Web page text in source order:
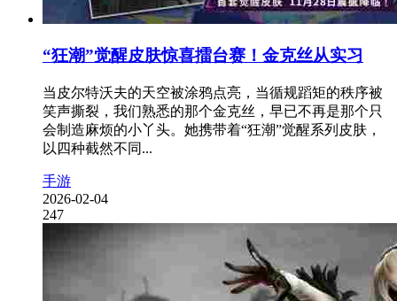
“狂潮”觉醒皮肤惊喜擂台赛！金克丝从实习
当皮尔特沃夫的天空被涂鸦点亮，当循规蹈矩的秩序被
笑声撕裂，我们熟悉的那个金克丝，早已不再是那个只
会制造麻烦的小丫头。她携带着“狂潮”觉醒系列皮肤，
以四种截然不同...
手游
2026-02-04
247